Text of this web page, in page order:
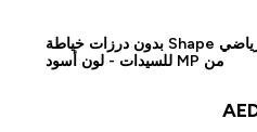
شورت رياضي Shape بدون درزات خياطة
من MP للسيدات - لون أسود